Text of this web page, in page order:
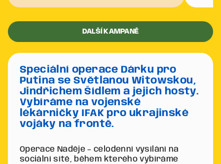
DALŠÍ KAMPANĚ
Speciální operace Dárku pro
Putina se Světlanou Witowskou,
Jindřichem Šídlem a jejich hosty.
Vybíráme na vojenské
lékárničky IFAK pro ukrajinské
vojáky na frontě.
Operace Naděje – celodenní vysílání na
sociální sítě, během kterého vybíráme